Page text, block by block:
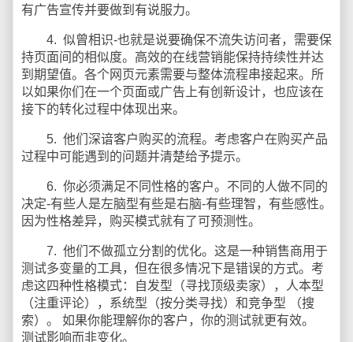
有广告宣传并要做到有说服力。
4. 似曾相识-也就是说要确保不流失访问者，需要保
持页面间的相似度。高效的在线营销能保持持续性并达
到期望值。各个网页元素需要与整体流程串接起来。所
以如果你们在一个页面或广告上有创新设计，也应该在
接下的转化过程中体现出来。
5. 他们深谙客户购买的流程。考虑客户在购买产品
过程中可能遇到的问题并清楚给予提示。
6. 你必须满足不同性格的客户。不同的人做不同的
决定-有些人是左脑型有些是右脑-有些理智，有些感性。
因为性格差异，购买模式就有了可预测性。
7. 他们不做孤立分割的优化。这是一种销售商用于
测试多变量的工具，但在很多情况下是错误的方式。考
虑这四种性格模式：自发型（寻找顶级卖家），人本型
（注重评论），系统型（按分类寻找）和竞争型 （搜
索）。 如果你能理解你的客户，你的测试就更有效。
测试影响而非变化。